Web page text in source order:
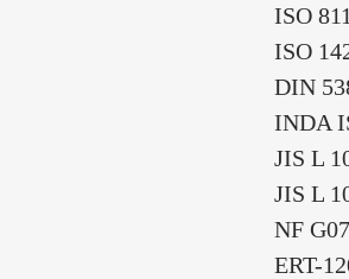
ISO
ISO
DIN
INDA IST
JIS L
JIS L
NF G07-
ERT-120-